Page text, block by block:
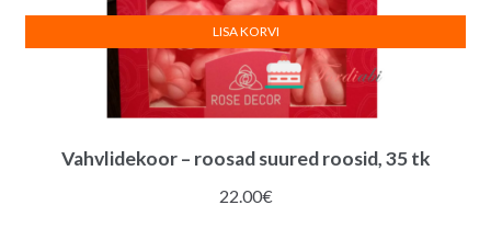
Vahvlidekoor – roosad suured roosid, 35 tk
22.00€
LISA KORVI